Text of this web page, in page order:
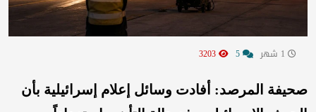
صحيفة المرصد: أفادت وسائل إعلام إسرائيلية بأن